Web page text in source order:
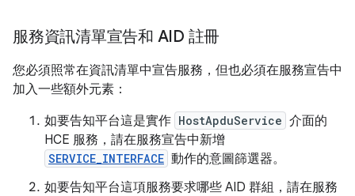
服務資訊清單宣告和 AID 註冊
您必須照常在資訊清單中宣告服務，但也必須在服務宣告中
加入一些額外元素：
如要告知平台這是實作 HostApduService 介面的
HCE 服務，請在服務宣告中新增
SERVICE_INTERFACE 動作的意圖篩選器。
如要告知平台這項服務要求哪些 AID 群組，請在服務